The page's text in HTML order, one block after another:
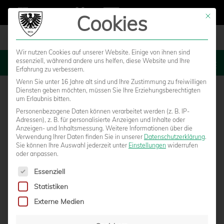
MENU
DER SC PREUSSEN ALS DER EMOTIONALE S
Mit
Cookies
Wir nutzen Cookies auf unserer Website. Einige von ihnen sind
essenziell, während andere uns helfen, diese Website und Ihre
Erfahrung zu verbessern.
Wenn Sie unter 16 Jahre alt sind und Ihre Zustimmung zu freiwilligen
Diensten geben möchten, müssen Sie Ihre Erziehungsberechtigten
um Erlaubnis bitten.
Personenbezogene Daten können verarbeitet werden (z. B. IP-
Adressen), z. B. für personalisierte Anzeigen und Inhalte oder
Anzeigen- und Inhaltsmessung. Weitere Informationen über die
Verwendung Ihrer Daten finden Sie in unserer Datenschutzerklärung.
Sie können Ihre Auswahl jederzeit unter Einstellungen widerrufen
oder anpassen.
Es folgt eine Liste der Service-Gruppen, für die eine
Essenziell
Statistiken
Externe Medien